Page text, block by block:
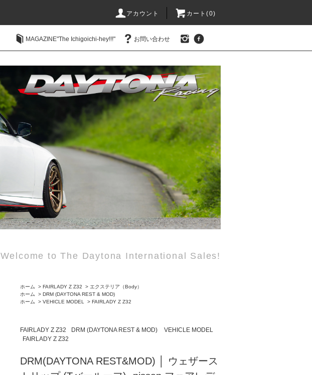
アカウント カート(0)
MAGAZINE"The Ichigoichi-hey!!!" お問い合わせ
Welcome to The Daytona International Sales!
ホーム > FAIRLADY Z Z32 > エクステリア（Body）
ホーム
> DRM (DAYTONA REST & MOD)
ホーム
> VEHICLE MODEL > FAIRLADY Z Z32
FAIRLADY Z Z32 DRM (DAYTONA REST & MOD)
VEHICLE MODEL
FAIRLADY Z Z32
DRM(DAYTONA REST&MOD) │ ウェザース